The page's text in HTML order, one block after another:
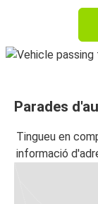
Parades
Tingueu en
informació